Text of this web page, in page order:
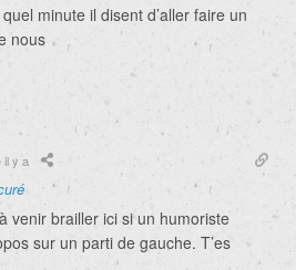
minute il disent d’aller faire un
nous
il y a
venir brailler ici si un humoriste
sur un parti de gauche. T’es